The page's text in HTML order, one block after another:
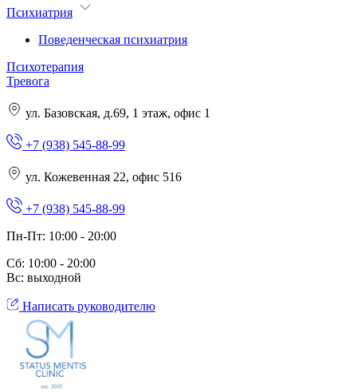
Психиатрия
Поведенческая психиатрия
Психотерапия
Тревога
ул. Базовская, д.69, 1 этаж, офис 1
+7 (938) 545-88-99
ул. Кожевенная 22, офис 516
+7 (938) 545-88-99
Пн-Пт: 10:00 - 20:00
Сб: 10:00 - 20:00
Вс: выходной
Написать руководителю